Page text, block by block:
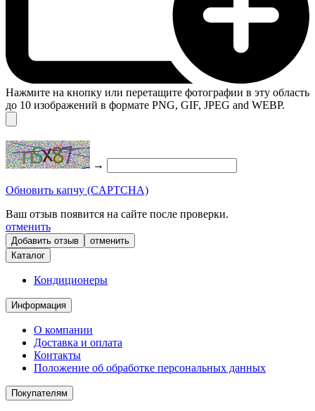
Нажмите на кнопку или перетащите фотографии в эту область
до 10 изображений в формате PNG, GIF, JPEG and WEBP.
→
Обновить капчу (CAPTCHA)
Ваш отзыв появится на сайте после проверки.
отменить
отменить
Каталог
Кондиционеры
Информация
О компании
Доставка и оплата
Контакты
Положение об обработке персональных данных
Покупателям